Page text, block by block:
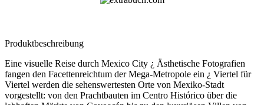
Produktbeschreibung
Eine visuelle Reise durch Mexico City ¿ Ästhetische Fotografien
fangen den Facettenreichtum der Mega-Metropole ein ¿ Viertel für
Viertel werden die sehenswertesten Orte von Mexiko-Stadt
vorgestellt: von den Prachtbauten im Centro Histórico über die